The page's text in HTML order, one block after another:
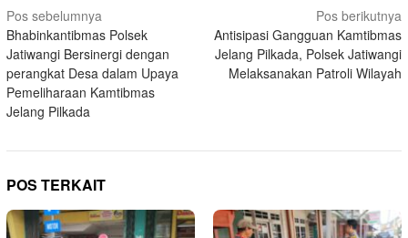
Navigasi
pos
Pos sebelumnya
Bhabinkantibmas Polsek
Jatiwangi Bersinergi dengan
perangkat Desa dalam Upaya
Pemeliharaan Kamtibmas
Jelang Pilkada
Pos berikutnya
Antisipasi Gangguan Kamtibmas
Jelang Pilkada, Polsek Jatiwangi
Melaksanakan Patroli Wilayah
POS TERKAIT